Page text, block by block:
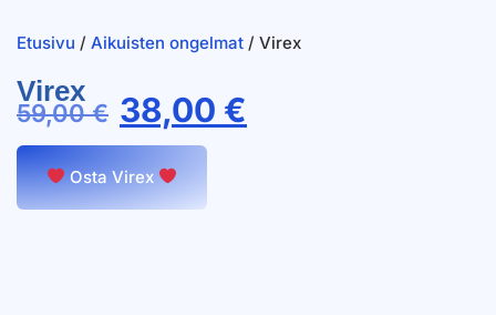
Etusivu / Aikuisten ongelmat / Virex
Virex
59,00€ 38,00 €
Osta Virex